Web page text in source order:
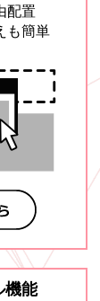
配置
も簡単
機能